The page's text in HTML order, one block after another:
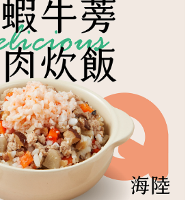
得法定代理人或監護人之同意方可使用
同意申辦者引起之損失，本公司不負相關責
時，將依據個別帳號之用戶狀況，依本公司即
若仍有額度不足之情形，本公司將視審查結果
使用他人資訊註冊。若發現惡意使用之情形，
停止該用戶之使用額度並採取法律行動。